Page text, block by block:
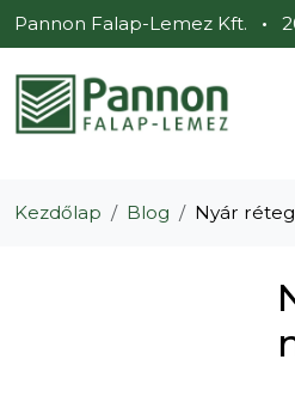
Pannon Falap-Lemez Kft. •
Kezdőlap Blog Nyár